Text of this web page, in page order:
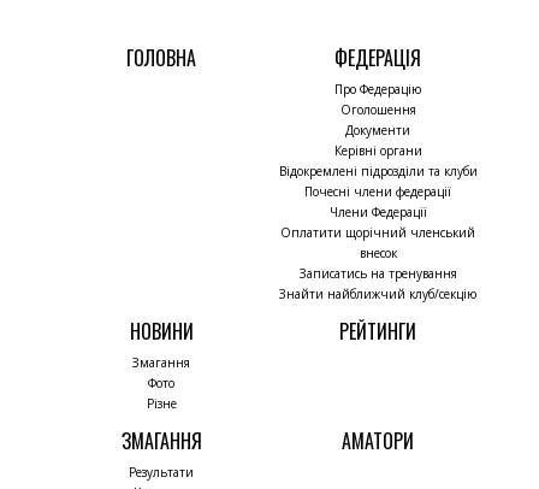
ГОЛОВНА ФЕДЕРАЦІЯ
Про Федерацію
Оголошення
Документи
Керівні органи
Відокремлені підрозділи та клуби
Почесні члени федерації
Члени Федерації
Оплатити щорічний членський
внесок
Записатись на тренування
Знайти найближчий клуб/секцію
НОВИНИ
Змагання
Фото
Різне
РЕЙТИНГИ
ЗМАГАННЯ
Результати
АМАТОРИ